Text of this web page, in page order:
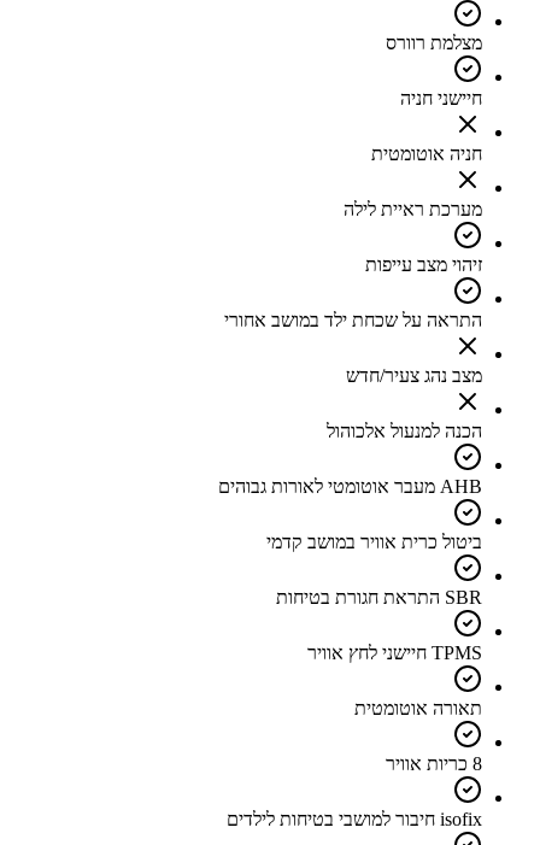
מצלמת רוורס
חיישני חניה
חניה אוטומטית
מערכת ראיית לילה
זיהוי מצב עייפות
התראה על שכחת ילד במושב אחורי
מצב נהג צעיר/חדש
הכנה למנעול אלכוהול
AHB מעבר אוטומטי לאורות גבוהים
ביטול כרית אוויר במושב קדמי
SBR התראת חגורת בטיחות
TPMS חיישני לחץ אוויר
תאורה אוטומטית
8 כריות אוויר
isofix חיבור למושבי בטיחות לילדים